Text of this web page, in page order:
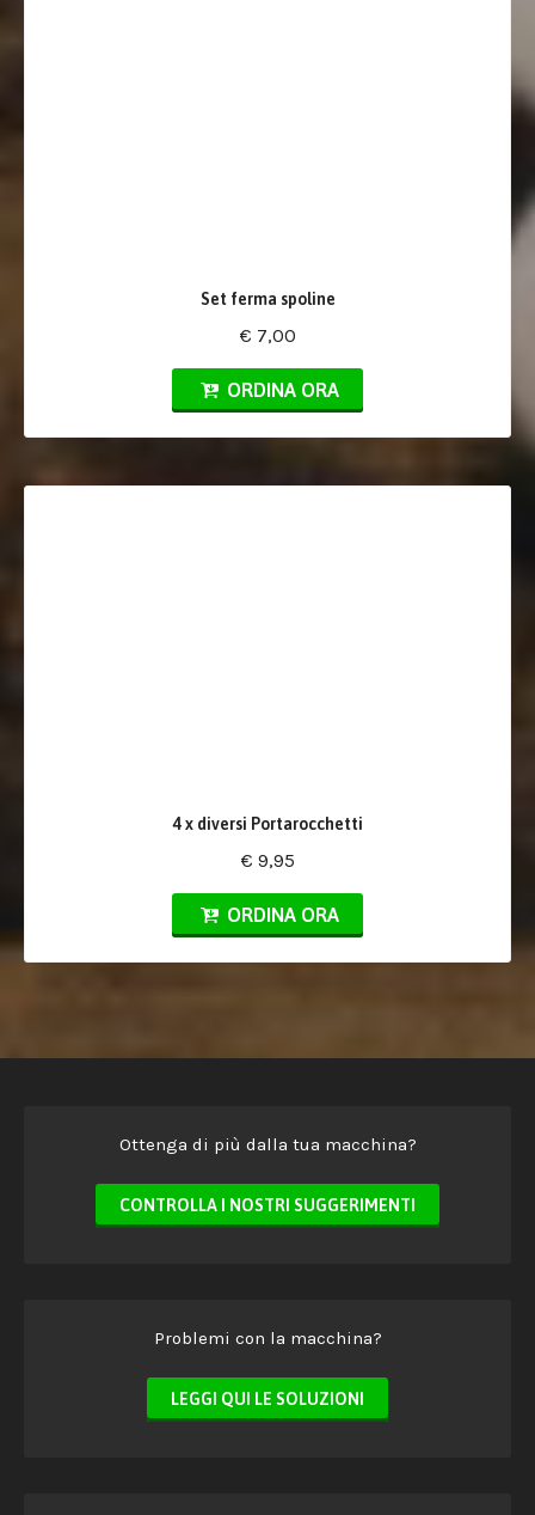
Set ferma spoline
€ 7,00
ORDINA ORA
4 x diversi Portarocchetti
€ 9,95
ORDINA ORA
Ottenga di più dalla tua macchina?
CONTROLLA I NOSTRI SUGGERIMENTI
Problemi con la macchina?
LEGGI QUI LE SOLUZIONI